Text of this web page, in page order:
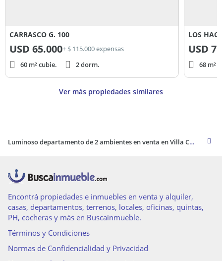
CARRASCO G. 100
USD 65.000+ $ 115.000 expensas
60 m² cubie.
2 dorm.
LOS
USD
68 m²
Ver más propiedades similares
Luminoso departamento de 2 ambientes en venta en Villa Central Norte, Resistencia
Encontrá propiedades e inmuebles en venta y alquiler,
casas, departamentos, terrenos, locales, oficinas, quintas,
PH, cocheras y más en Buscainmueble.
Términos y Condiciones
Normas de Confidencialidad y Privacidad